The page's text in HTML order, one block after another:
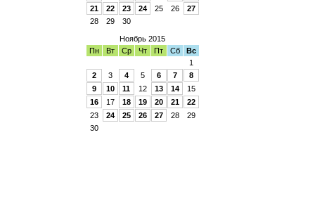
21
22 23 24 25 26
27
28
29 30
Ноябрь 2015
Пн
Вт Ср Чт Пт Сб
Вс
1
2
3 4 5 6 7
8
9
10 11 12 13 14
15
16
17 18 19 20 21
22
23
24 25 26 27 28
29
30